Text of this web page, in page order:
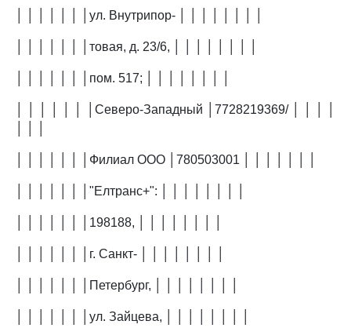
│ │ │ │ │ │ │ул. Внутрипор- │ │ │ │ │ │ │ │
│ │ │ │ │ │ │товая, д. 23/6, │ │ │ │ │ │ │ │
│ │ │ │ │ │ │пом. 517; │ │ │ │ │ │ │ │
│ │ │ │ │ │ │Северо-Западный │7728219369/ │ │ │ │
│ │ │ │ │ │ │Филиал ООО │780503001 │ │ │ │ │ │ │
│ │ │ │ │ │ │"Елтранс+": │ │ │ │ │ │ │ │
│ │ │ │ │ │ │198188, │ │ │ │ │ │ │ │
│ │ │ │ │ │ │г. Санкт- │ │ │ │ │ │ │ │
│ │ │ │ │ │ │Петербург, │ │ │ │ │ │ │ │
│ │ │ │ │ │ │ул. Зайцева, │ │ │ │ │ │ │ │